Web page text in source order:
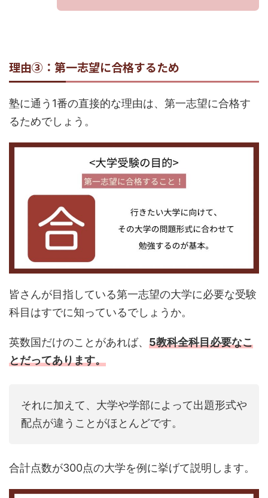
理由③：第一志望に合格するため
塾に通う1番の直接的な理由は、第一志望に合格す
るためでしょう。
皆さんが目指している第一志望の大学に必要な受験
科目はすでに知っているでしょうか。
英数国だけのことがあれば、 5教科全科目必要なこ
とだってあります。
それに加えて、大学や学部によって出題形式や
配点が違うことがほとんどです。
合計点数が300点の大学を例に挙げて説明します。